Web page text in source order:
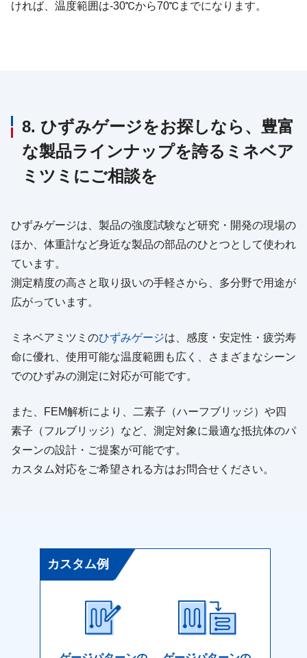
ければ、温度範囲は-30℃から70℃までになります。
8. ひずみゲージをお探しなら、豊富
な製品ラインナップを誇るミネベア
ミツミにご相談を
ひずみゲージは、製品の強度試験など研究・開発の現場の
ほか、体重計など身近な製品の部品のひとつとして使われ
ています。
測定精度の高さと取り扱いの手軽さから、多分野で用途が
広がっています。
ミネベアミツミのひずみゲージは、感度・安定性・疲労寿
命に優れ、使用可能な温度範囲も広く、さまざまなシーン
でのひずみの測定に対応が可能です。
また、FEM解析により、二素子（ハーフブリッジ）や四
素子（フルブリッジ）など、測定対象に最適な抵抗体のパ
ターンの設計・ご提案が可能です。
カスタム対応をご希望される方はお問合せください。
カスタム例